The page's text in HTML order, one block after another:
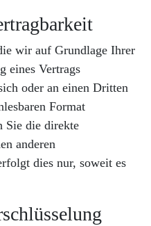
wir auf Grundlage Ihrer
eines Vertrags
oder an einen Dritten
Format
Sie die direkte
anderen
dies nur, soweit es